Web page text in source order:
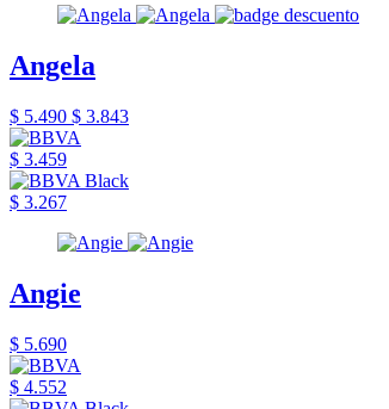
Angela
$ 5.490 $ 3.843
$ 3.459
$ 3.267
Angie
$ 5.690
$ 4.552